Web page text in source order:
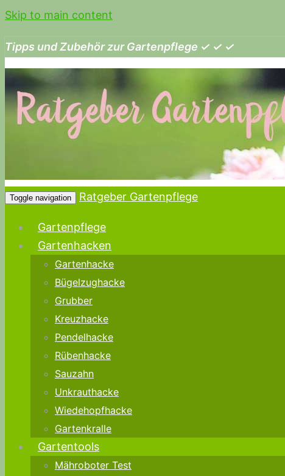
Skip to main content
Tipps und Zubehör zur Gartenpflege ✓ ✓ ✓
Toggle navigation Ratgeber Gartenpflege
Gartenpflege
Gartenhacken
Gartenhacke
Bügelzughacke
Grubber
Kreuzhacke
Pendelhacke
Rübenhacke
Sauzahn
Unkrauthacke
Wiedehopfhacke
Gartenkralle
Gartentools
Mähroboter Test